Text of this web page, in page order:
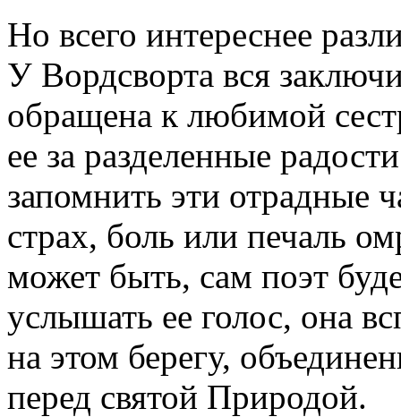
Но всего интереснее
У Вордсворта вся
обращена к любимой
ее за разделенные
запомнить эти отрадные
страх, боль или печаль
может быть, сам поэт
услышать ее голос, она
на этом берегу,
перед святой Природой.